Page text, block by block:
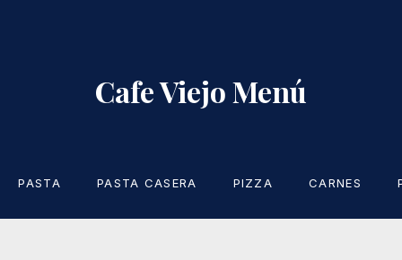
Cafe Viejo Menú
PASTA PASTA CASERA PIZZA CARNES